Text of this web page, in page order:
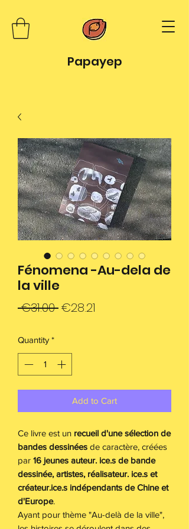
Papayep
Fénomena -Au-dela de
la ville
€31.00 Regular
€28.21
Quantity *
Add to Cart
Ce livre est un recueil d'une sélection de
bandes dessinées de caractère, créées
par 16 jeunes auteur. ice.s de bande
dessinée, artistes, réalisateur. ice.s et
créateur.ice.s indépendants de Chine et
d'Europe.
Ayant pour thème "Au-delà de la ville",